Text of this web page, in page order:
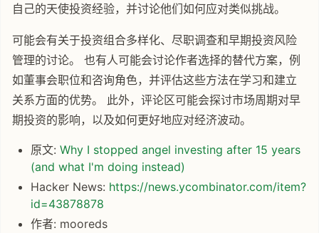
自己的天使投资经验，并讨论他们如何应对类似挑战。
可能会有关于投资组合多样化、尽职调查和早期投资风险
管理的讨论。 也有人可能会讨论作者选择的替代方案，例
如董事会职位和咨询角色，并评估这些方法在学习和建立
关系方面的优势。 此外，评论区可能会探讨市场周期对早
期投资的影响，以及如何更好地应对经济波动。
原文: Why I stopped angel investing after 15 years
(and what I'm doing instead)
Hacker News: https://news.ycombinator.com/item?
id=43878878
作者: mooreds